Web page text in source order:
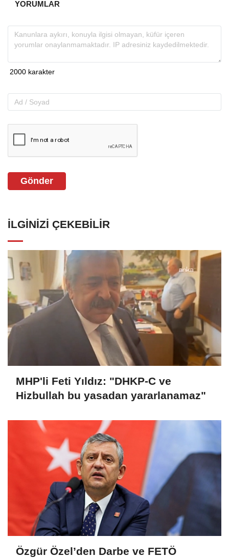
YORUMLAR
Gönder
İLGINIZI ÇEKEBILIR
MHP'li Feti Yıldız: "DHKP-C ve
Hizbullah bu yasadan yararlanamaz"
Özgür Özel’den Darbe ve FETÖ